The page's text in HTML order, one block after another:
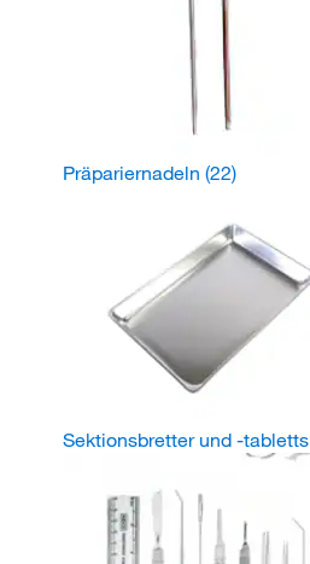
Präpariernadeln (22)
Sektionsbretter und -tabletts